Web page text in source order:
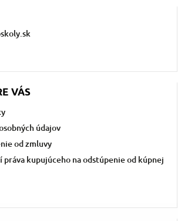
VÁS
údajov
od zmluvy
práva kupujúceho na odstúpenie od kúpnej